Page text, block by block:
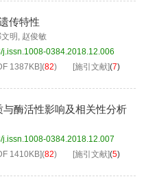
传特性
明 , 赵俊敏
j.issn.1008-0384.2018.12.006
1387KB](82) [施引文献](7)
酶活性影响及相关性分析
j.issn.1008-0384.2018.12.007
1410KB](82) [施引文献](5)